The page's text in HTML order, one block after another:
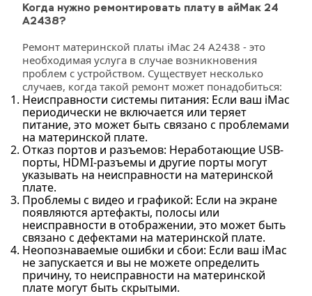
Когда нужно ремонтировать плату в айМак 24
A2438?
Ремонт материнской платы iMac 24 A2438 - это
необходимая услуга в случае возникновения
проблем с устройством. Существует несколько
случаев, когда такой ремонт может понадобиться:
Неисправности системы питания: Если ваш iMac
периодически не включается или теряет
питание, это может быть связано с проблемами
на материнской плате.
Отказ портов и разъемов: Неработающие USB-
порты, HDMI-разъемы и другие порты могут
указывать на неисправности на материнской
плате.
Проблемы с видео и графикой: Если на экране
появляются артефакты, полосы или
неисправности в отображении, это может быть
связано с дефектами на материнской плате.
Неопознаваемые ошибки и сбои: Если ваш iMac
не запускается и вы не можете определить
причину, то неисправности на материнской
плате могут быть скрытыми.